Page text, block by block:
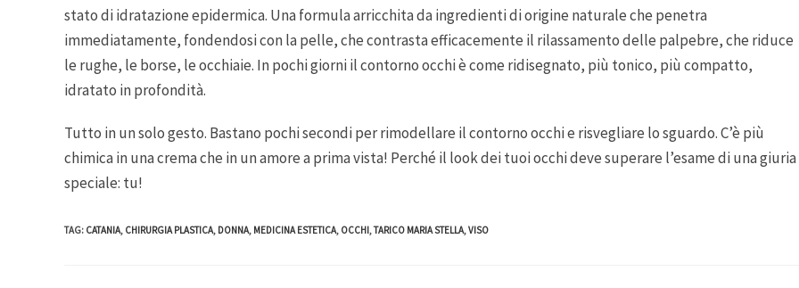
stato di idratazione epidermica. Una formula arricchita da ingredienti di origine naturale che penetra
immediatamente, fondendosi con la pelle, che contrasta efficacemente il rilassamento delle palpebre, che riduce
le rughe, le borse, le occhiaie. In pochi giorni il contorno occhi è come ridisegnato, più tonico, più compatto,
idratato in profondità.
Tutto in un solo gesto. Bastano pochi secondi per rimodellare il contorno occhi e risvegliare lo sguardo. C’è più
chimica in una crema che in un amore a prima vista! Perché il look dei tuoi occhi deve superare l’esame di una giuria
speciale: tu!
TAG: CATANIA, CHIRURGIA PLASTICA, DONNA, MEDICINA ESTETICA, OCCHI, TARICO MARIA STELLA, VISO